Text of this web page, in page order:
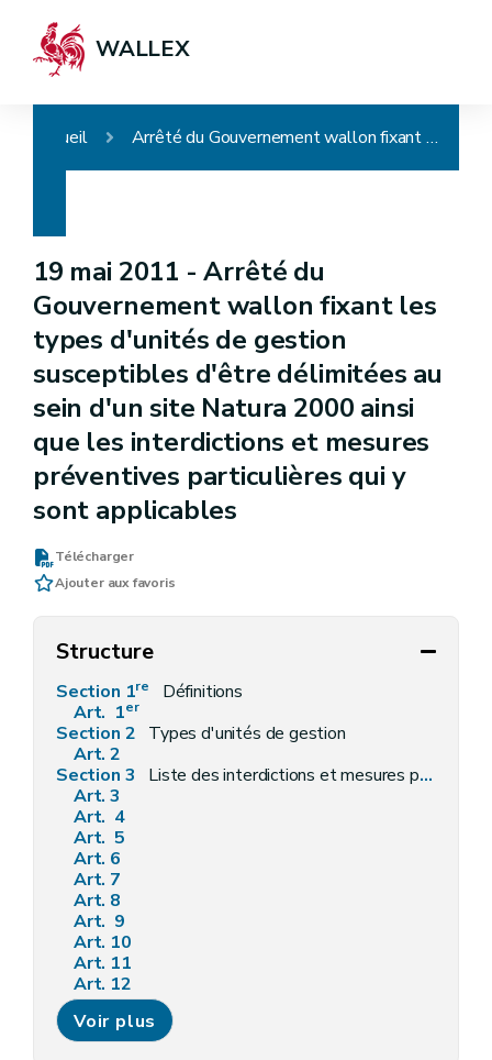
WALLEX
Accueil Arrêté du Gouvernement wallon fixant les types d'unités de gestion susceptibles d'être délimitées au sein d'un site Natura 2000 ainsi que les interdictions et mesures préventives particulières qui y sont applicables
19 mai 2011 -Arrêté du
Gouvernement wallon fixant les
types d'unités de gestion
susceptibles d'être délimitées au
sein d'un site Natura 2000 ainsi
que les interdictions et mesures
préventives particulières qui y
sont applicables
Télécharger
Ajouter aux favoris
Structure
Section 1re
Définitions
Art. 1er
Section 2 Types d'unités de gestion
Art. 2
Section 3
Liste des interdictions et mesures préventives particulières applicables dans chaque unité de gestion
Art. 3
Art. 4
Art. 5
Art. 6
Art. 7
Art. 8
Art. 9
Art. 10
Art. 11
Art. 12
Art. 13
Art. 14
Art. 15
Voir plus